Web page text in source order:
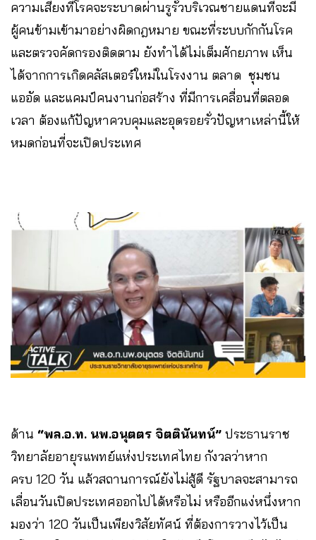
ความเสี่ยงที่โรคจะระบาดผ่านรูรั่วบริเวณชายแดนที่จะมี
ผู้คนข้ามเข้ามาอย่างผิดกฎหมาย ขณะที่ระบบกักกันโรค
และตรวจคัดกรองติดตาม ยังทำได้ไม่เต็มศักยภาพ เห็น
ได้จากการเกิดคลัสเตอร์​ใหม่ในโรงงาน​ ตลาด​ ชุมชน
แออัด​ และแคมป์คนงานก่อสร้าง​ ที่มีการเคลื่อนที่ตลอด
เวลา ต้องแก้ปัญหาควบคุมและอุดรอยรั่วปัญหาเหล่านี้ให้
หมดก่อนที่จะเปิดประเทศ
ด้าน​ “พล.อ.ท. นพ.อนุตตร จิตตินันทน์” ประธานราช
วิทยาลัยอายุรแพทย์แห่งประเทศไทย กังวลว่าหาก
ครบ 120 วัน แล้วสถานการณ์ยังไม่สู้ดี​ รัฐบาลจะสามารถ
เลื่อนวันเปิดประเทศออกไปได้หรือไม่ หรืออีกแง่หนึ่งหาก
มองว่า 120 วันเป็นเพียงวิสัยทัศน์ ที่ต้องการวางไว้เป็น